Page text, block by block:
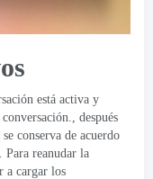
está activa y
después
conserva de acuerdo
Para reanudar la
a cargar los